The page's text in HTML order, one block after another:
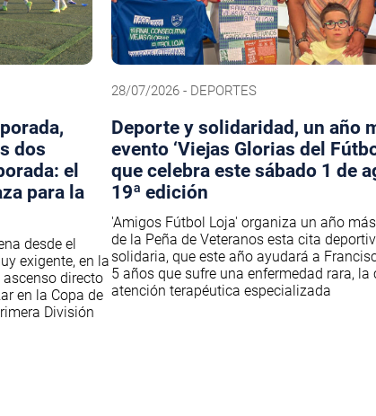
dos
el
para la
desde el
exigente, en la
directo
en la Copa de
División
28/07/2026 - DEPORTES
Deporte y solidaridad, un año
evento ‘Viejas Glorias del
que celebra este sábado 1 de
19ª edición
'Amigos Fútbol Loja' organiza un año
de la Peña de Veteranos esta cita
solidaria, que este año ayudará a
5 años que sufre una enfermedad rara, la
atención terapéutica especializada